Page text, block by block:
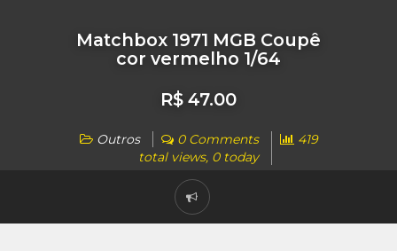
Matchbox 1971 MGB Coupê
cor vermelho 1/64
R$ 47.00
Outros 0 Comments
419
total views, 0 today